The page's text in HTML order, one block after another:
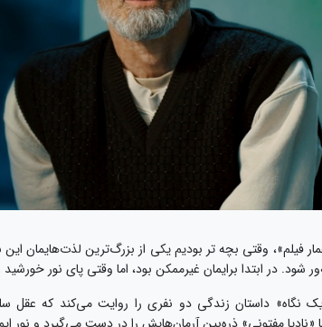
فیلم»، وقتی بچه­‌ تر بودیم یکی از بزرگ‌ترین لذت‌­‌هایمان
شود. در ابتدا برایمان غیرممکن بود، اما وقتی پای نور
نگاه» داستان زندگی دو نفری را روایت می‌کند که عقل